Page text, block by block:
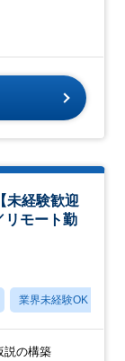
未経験歓迎
リモート勤
業界未経験OK
説の構築